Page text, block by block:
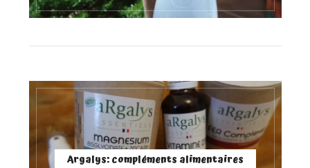
Argalys: compléments alimentaires